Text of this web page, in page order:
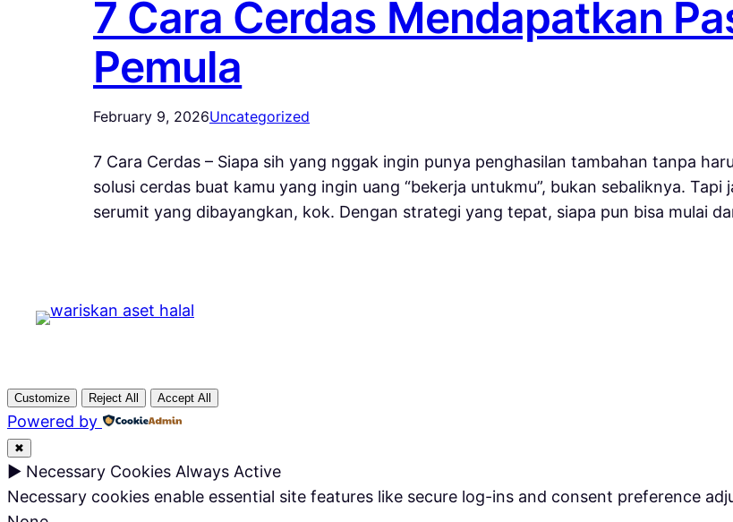
7 Cara Cerdas Mendapatkan
Pemula
February 9, 2026Uncategorized
7 Cara Cerdas – Siapa sih yang nggak ingin punya penghasilan tambahan tanpa
solusi cerdas buat kamu yang ingin uang “bekerja untukmu”, bukan sebaliknya.
serumit yang dibayangkan, kok. Dengan strategi yang tepat, siapa pun bisa mulai
Customize Reject All Accept All
Powered by
✖
► Necessary Cookies Always Active
Necessary cookies enable essential site features like secure log-ins and consent preference